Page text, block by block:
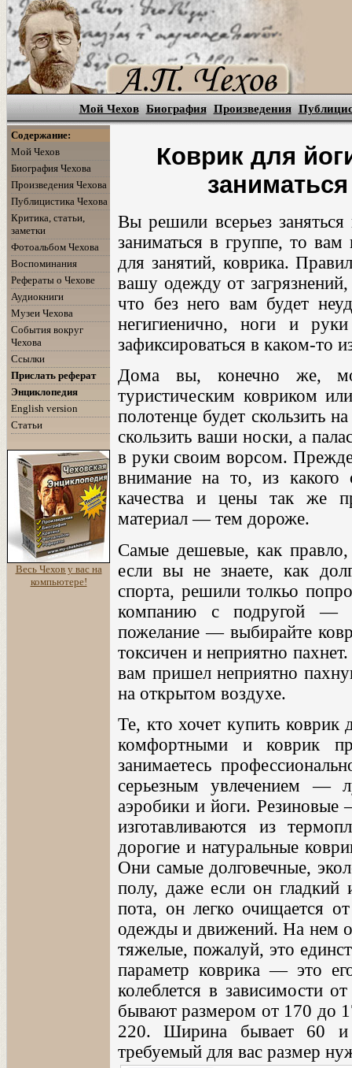
Мой Чехов Биография Произведения
Содержание:
Мой Чехов
Биография Чехова
Произведения Чехова
Публицистика Чехова
Критика, статьи,
заметки
Фотоальбом Чехова
Воспоминания
Рефераты о Чехове
Аудиокниги
Музеи Чехова
События вокруг
Чехова
Ссылки
Прислать реферат
Энциклопедия
English version
Статьи
Весь Чехов у вас на
компьютере!
Коврик для
Вы решили всерьез
заниматься в группе, то вам
для занятий, коврика.
вашу одежду от
что без него вам будет
негигиенично, ноги и
зафиксироваться в каком-то
Дома вы, конечно же,
туристическим ковриком
полотенце будет скользить
скользить ваши носки, а
в руки своим ворсом.
внимание на то, из какого
качества и цены так же
материал — тем дороже.
Самые дешевые, как
если вы не знаете, как
спорта, решили толкьо
компанию с подругой —
пожелание — выбирайте
токсичен и неприятно
вам пришел неприятно
на открытом воздухе.
Те, кто хочет купить коврик
комфортными и коврик
занимаетесь
серьезным увлечением —
аэробики и йоги.
изготавливаются из
дорогие и натуральные
Они самые долговечные,
полу, даже если он гладкий
пота, он легко очищается
одежды и движений. На нем
тяжелые, пожалуй, это
параметр коврика — это
колеблется в зависимости
бывают размером от 170 до
220. Ширина бывает 60 и
требуемый для вас размер